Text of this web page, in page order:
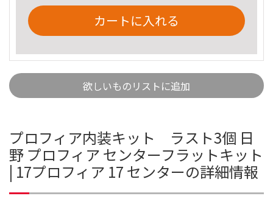
カートに入れる
欲しいものリストに追加
プロフィア内装キット ラスト3個 日
野 プロフィア センターフラットキット
| 17プロフィア 17 センターの詳細情報